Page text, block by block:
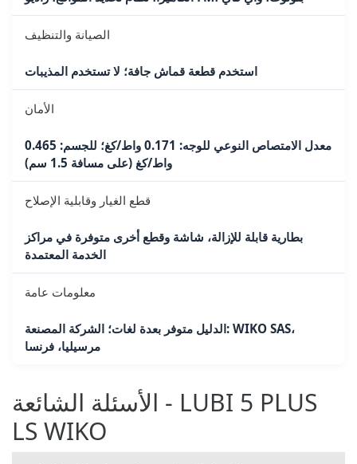
الصيانة والتنظيف
استخدم قطعة قماش جافة؛ لا تستخدم المذيبات
الأمان
معدل الامتصاص النوعي للوجه: 0.171 واط/كغ؛ للجسم: 0.465
واط/كغ (على مسافة 1.5 سم)
قطع الغيار وقابلية الإصلاح
بطارية قابلة للإزالة، شاشة وقطع أخرى متوفرة في مراكز
الخدمة المعتمدة
معلومات عامة
الدليل متوفر بعدة لغات؛ الشركة المصنعة: WIKO SAS،
مرسيليا، فرنسا
الأسئلة الشائعة - LUBI 5 PLUS
LS WIKO